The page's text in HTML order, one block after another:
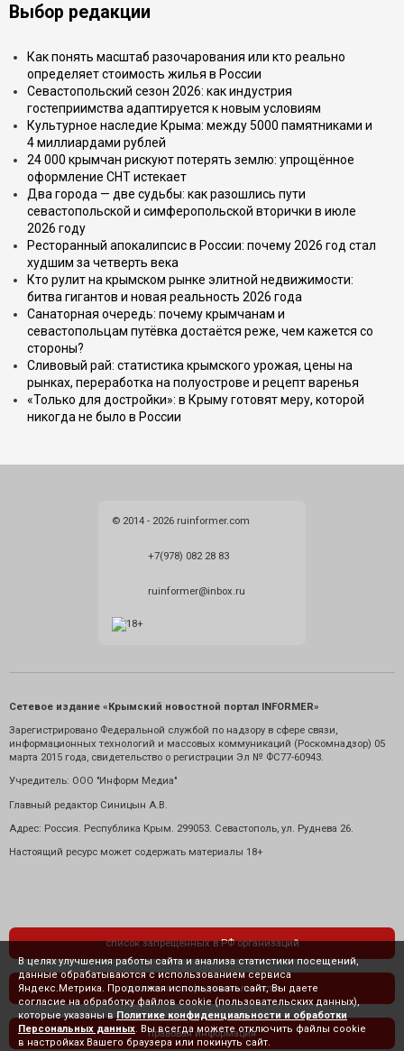
Выбор редакции
Как понять масштаб разочарования или кто реально
определяет стоимость жилья в России
Севастопольский сезон 2026: как индустрия
гостеприимства адаптируется к новым условиям
Культурное наследие Крыма: между 5000 памятниками и
4 миллиардами рублей
24 000 крымчан рискуют потерять землю: упрощённое
оформление СНТ истекает
Два города — две судьбы: как разошлись пути
севастопольской и симферопольской вторички в июле
2026 году
Ресторанный апокалипсис в России: почему 2026 год стал
худшим за четверть века
Кто рулит на крымском рынке элитной недвижимости:
битва гигантов и новая реальность 2026 года
Санаторная очередь: почему крымчанам и
севастопольцам путёвка достаётся реже, чем кажется со
стороны?
Сливовый рай: статистика крымского урожая, цены на
рынках, переработка на полуострове и рецепт варенья
«Только для достройки»: в Крыму готовят меру, которой
никогда не было в России
© 2014 - 2026 ruinformer.com
+7(978) 082 28 83
ruinformer@inbox.ru
Сетевое издание «Крымский новостной портал INFORMER»
Зарегистрировано Федеральной службой по надзору в сфере связи,
информационных технологий и массовых коммуникаций (Роскомнадзор) 05
марта 2015 года, свидетельство о регистрации Эл № ФС77-60943.
Учредитель: ООО "Информ Медиа"
Главный редактор Синицын А.В.
Адрес: Россия. Республика Крым. 299053. Севастополь, ул. Руднева 26.
Настоящий ресурс может содержать материалы 18+
список запрещенных в РФ организаций
политика конфиденциальности
правовая информация
В целях улучшения работы сайта и анализа статистики посещений,
данные обрабатываются с использованием сервиса
Яндекс.Метрика. Продолжая использовать сайт, Вы даете
согласие на обработку файлов cookie (пользовательских данных),
которые указаны в Политике конфиденциальности и обработки
Персональных данных . Вы всегда можете отключить файлы cookie
в настройках Вашего браузера или покинуть сайт.